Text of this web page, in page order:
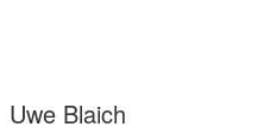
Blaich